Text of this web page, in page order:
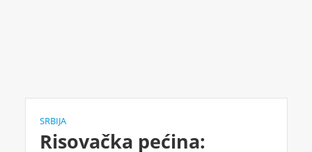
SRBIJA
Risovačka pećina: